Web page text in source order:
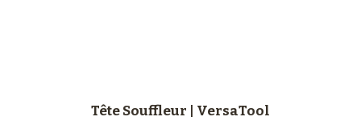
Tête Souffleur | VersaTool